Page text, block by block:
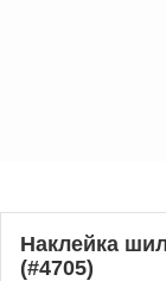
Наклейка
(#4705)